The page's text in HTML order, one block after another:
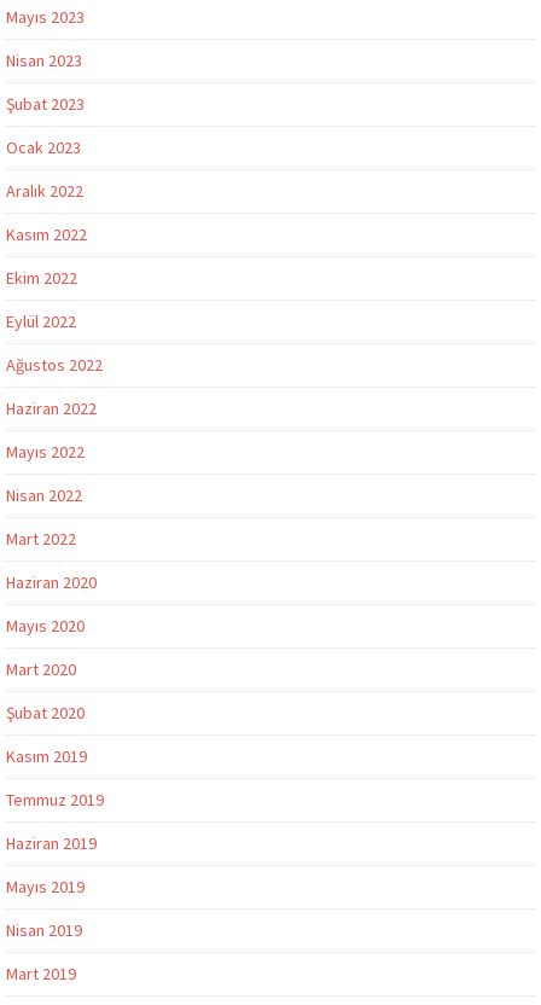
Mayıs 2023
Nisan 2023
Şubat 2023
Ocak 2023
Aralık 2022
Kasım 2022
Ekim 2022
Eylül 2022
Ağustos 2022
Haziran 2022
Mayıs 2022
Nisan 2022
Mart 2022
Haziran 2020
Mayıs 2020
Mart 2020
Şubat 2020
Kasım 2019
Temmuz 2019
Haziran 2019
Mayıs 2019
Nisan 2019
Mart 2019